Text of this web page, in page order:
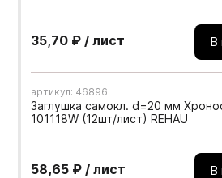
35,70 ₽ / лист В
артикул: 46896
Заглушка самокл. d=20 мм
101118W (12шт/лист) REHAU
58,65 ₽ / лист В